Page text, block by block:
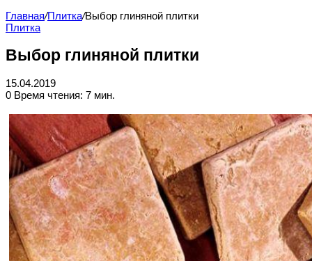
Главная/Плитка/Выбор глиняной плитки
Плитка
Выбор глиняной плитки
15.04.2019
0 Время чтения: 7 мин.